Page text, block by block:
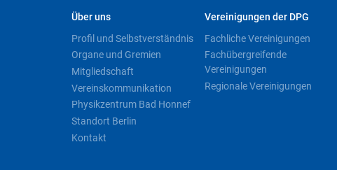
Über uns
Profil und Selbstverständnis
Organe und Gremien
Mitgliedschaft
Vereinskommunikation
Physikzentrum Bad Honnef
Standort Berlin
Kontakt
Vereinigungen der DPG
Fachliche Vereinigungen
Fachübergreifende
Vereinigungen
Regionale Vereinigungen